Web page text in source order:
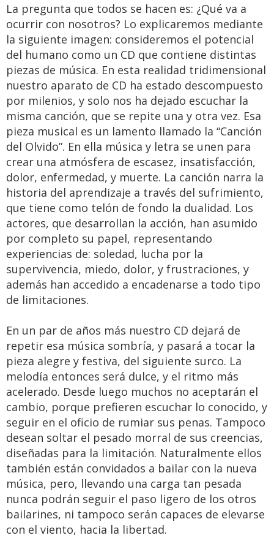
La pregunta que todos se hacen es: ¿Qué va a
ocurrir con nosotros? Lo explicaremos mediante
la siguiente imagen: consideremos el potencial
del humano como un CD que contiene distintas
piezas de música. En esta realidad tridimensional
nuestro aparato de CD ha estado descompuesto
por milenios, y solo nos ha dejado escuchar la
misma canción, que se repite una y otra vez. Esa
pieza musical es un lamento llamado la “Canción
del Olvido”. En ella música y letra se unen para
crear una atmósfera de escasez, insatisfacción,
dolor, enfermedad, y muerte. La canción narra la
historia del aprendizaje a través del sufrimiento,
que tiene como telón de fondo la dualidad. Los
actores, que desarrollan la acción, han asumido
por completo su papel, representando
experiencias de: soledad, lucha por la
supervivencia, miedo, dolor, y frustraciones, y
además han accedido a encadenarse a todo tipo
de limitaciones.
En un par de años más nuestro CD dejará de
repetir esa música sombría, y pasará a tocar la
pieza alegre y festiva, del siguiente surco. La
melodía entonces será dulce, y el ritmo más
acelerado. Desde luego muchos no aceptarán el
cambio, porque prefieren escuchar lo conocido, y
seguir en el oficio de rumiar sus penas. Tampoco
desean soltar el pesado morral de sus creencias,
diseñadas para la limitación. Naturalmente ellos
también están convidados a bailar con la nueva
música, pero, llevando una carga tan pesada
nunca podrán seguir el paso ligero de los otros
bailarines, ni tampoco serán capaces de elevarse
con el viento, hacia la libertad.